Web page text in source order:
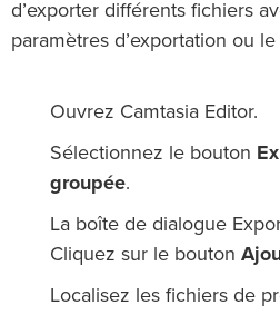
d’exporter différents fichiers
paramètres d’exportation ou
Ouvrez Camtasia Editor.
Sélectionnez le bouton
groupée.
La boîte de dialogue
Cliquez sur le bouton
Localisez les fichiers de